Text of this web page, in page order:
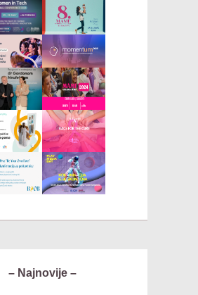
– Najnovije –